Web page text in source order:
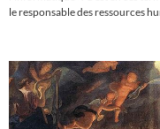
le responsable des ressources